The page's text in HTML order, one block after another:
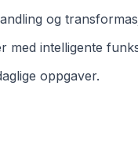
og
med intelligente
oppgaver.